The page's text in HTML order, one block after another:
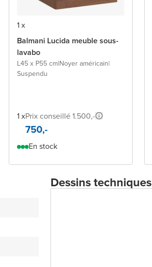
1 x
Balmani Lucida meuble sous-
lavabo
L45 x P55 cm|Noyer américain|
Suspendu
1 xPrix conseillé 1.500,-
750,-
En stock
Dessins techniques